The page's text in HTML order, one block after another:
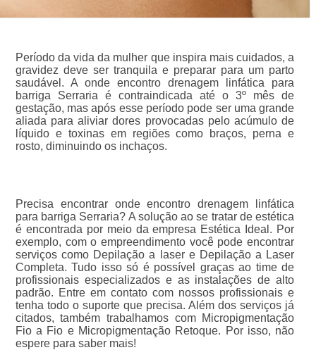
Período da vida da mulher que inspira mais cuidados, a
gravidez deve ser tranquila e preparar para um parto
saudável. A onde encontro drenagem linfática para
barriga Serraria é contraindicada até o 3º mês de
gestação, mas após esse período pode ser uma grande
aliada para aliviar dores provocadas pelo acúmulo de
líquido e toxinas em regiões como braços, perna e
rosto, diminuindo os inchaços.
Precisa encontrar onde encontro drenagem linfática
para barriga Serraria? A solução ao se tratar de estética
é encontrada por meio da empresa Estética Ideal. Por
exemplo, com o empreendimento você pode encontrar
serviços como Depilação a laser e Depilação a Laser
Completa. Tudo isso só é possível graças ao time de
profissionais especializados e as instalações de alto
padrão. Entre em contato com nossos profissionais e
tenha todo o suporte que precisa. Além dos serviços já
citados, também trabalhamos com Micropigmentação
Fio a Fio e Micropigmentação Retoque. Por isso, não
espere para saber mais!